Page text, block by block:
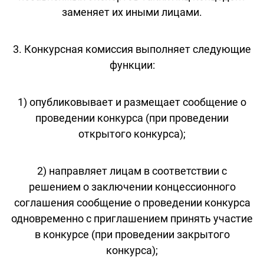
заменяет их иными лицами.
3. Конкурсная комиссия выполняет следующие
функции:
1) опубликовывает и размещает сообщение о
проведении конкурса (при проведении
открытого конкурса);
2) направляет лицам в соответствии с
решением о заключении концессионного
соглашения сообщение о проведении конкурса
одновременно с приглашением принять участие
в конкурсе (при проведении закрытого
конкурса);